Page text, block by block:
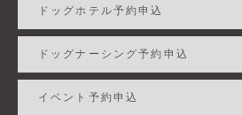
ドッグホテル予約申込
ドッグナーシング予約申込
イベント予約申込